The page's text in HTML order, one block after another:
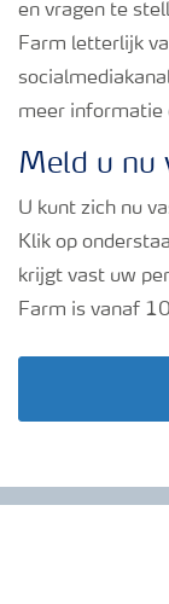
en vragen te
Farm letterlijk
meer informatie
Meld u nu
U kunt zich nu
Klik op
krijgt vast uw
Farm is vanaf